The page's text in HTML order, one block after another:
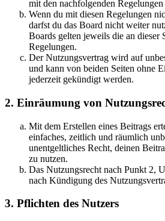
mit den nachfolgenden Regelungen
Wenn du mit diesen Regelungen
darfst du das Board nicht weiter
Boards gelten jeweils die an dieser
Regelungen.
Der Nutzungsvertrag wird auf
und kann von beiden Seiten ohne
jederzeit gekündigt werden.
2. Einräumung von
Mit dem Erstellen eines Beitrags
einfaches, zeitlich und räumlich
unentgeltliches Recht, deinen
zu nutzen.
Das Nutzungsrecht nach Punkt 2,
nach Kündigung des
3. Pflichten des Nutzers